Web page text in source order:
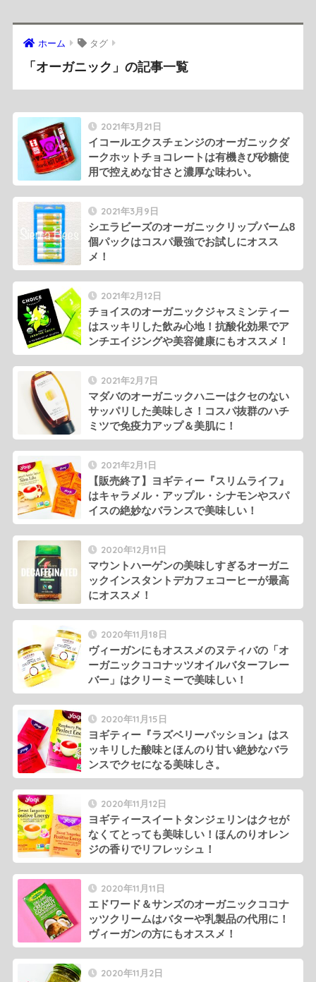
ホーム タグ
「オーガニック」の記事一覧
2021年3月21日
イコールエクスチェンジのオーガニックダ
ークホットチョコレートは有機きび砂糖使
用で控えめな甘さと濃厚な味わい。
2021年3月9日
シエラビーズのオーガニックリップバーム8
個パックはコスパ最強でお試しにオスス
メ！
2021年2月12日
チョイスのオーガニックジャスミンティー
はスッキリした飲み心地！抗酸化効果でア
ンチエイジングや美容健康にもオススメ！
2021年2月7日
マダバのオーガニックハニーはクセのない
サッパリした美味しさ！コスパ抜群のハチ
ミツで免疫力アップ＆美肌に！
2021年2月1日
【販売終了】ヨギティー『スリムライフ』
はキャラメル・アップル・シナモンやスパ
イスの絶妙なバランスで美味しい！
2020年12月11日
マウントハーゲンの美味しすぎるオーガニ
ックインスタントデカフェコーヒーが最高
にオススメ！
2020年11月18日
ヴィーガンにもオススメのヌティバの「オ
ーガニックココナッツオイルバターフレー
バー」はクリーミーで美味しい！
2020年11月15日
ヨギティー『ラズベリーパッション』はス
ッキリした酸味とほんのり甘い絶妙なバラ
ンスでクセになる美味しさ。
2020年11月12日
ヨギティースイートタンジェリンはクセが
なくてとっても美味しい！ほんのりオレン
ジの香りでリフレッシュ！
2020年11月11日
エドワード＆サンズのオーガニックココナ
ッツクリームはバターや乳製品の代用に！
ヴィーガンの方にもオススメ！
2020年11月2日